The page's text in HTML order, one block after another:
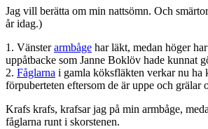
Jag vill berätta om min nattsömn. Och
år idag.)
1. Vänsterarmbåge har läkt, medan höger
uppåtbacke som Janne Boklöv hade kunnat
2. Fåglarna i gamla köksfläkten verkar nu ha
förpuberteten eftersom de är uppe och grälar
Krafs krafs, krafsar jag på min armbåge,
fåglarna runt i skorstenen.